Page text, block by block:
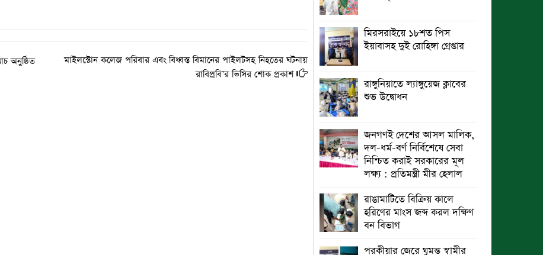
অনুষ্ঠিত
মাইলস্টোন কলেজ পরিবার এবং বিধ্বস্ত বিমানের পাইলটসহ নিহতের ঘটনায়
রাবিপ্রবি’র ভিসির শোক প্রকাশ
ঈশ্বরগঞ্জে প্রাথমিক বিদ্যালয়ে দুর্ধর্ষ চুরি
মিরসরাইয়ে ১৮শত পিস
ইয়াবাসহ দুই রোহিঙ্গা গ্রেপ্তার
রাঙ্গুনিয়াতে ল্যাঙ্গুয়েজ ক্লাবের
শুভ উদ্বোধন
জনগণই দেশের আসল মালিক,
দল-ধর্ম-বর্ণ নির্বিশেষে সেবা
নিশ্চিত করাই সরকারের মূল
লক্ষ্য : প্রতিমন্ত্রী মীর হেলাল
রাঙামাটিতে বিক্রিয় কালে
হরিণের মাংস জব্দ করল দক্ষিণ
বন বিভাগ
পরকীয়ার জেরে ঘুমন্ত স্বামীর